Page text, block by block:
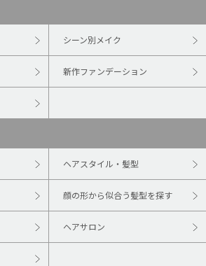
シーン別メイク
新作ファンデーション
ヘアスタイル・髪型
顔の形から似合う髪型を探す
ヘアサロン